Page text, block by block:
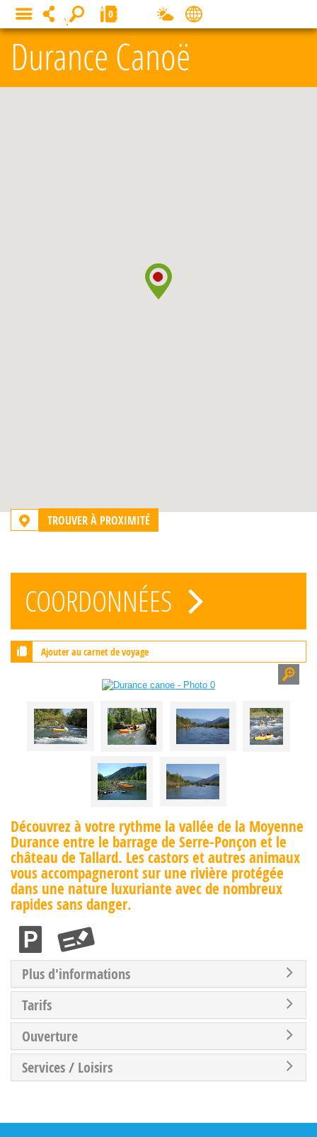
Durance Canoë
TROUVER À PROXIMITÉ
COORDONNÉES
Ajouter au carnet de voyage
Découvrez à votre rythme la vallée de la Moyenne
Durance entre le barrage de Serre-Ponçon et le
château de Tallard. Les castors et autres animaux
vous accompagneront sur une rivière protégée
dans une nature luxuriante avec de nombreux
rapides sans danger.
Plus d'informations
Tarifs
Ouverture
Services / Loisirs
MENU 0
Panneau de gestion des cookies